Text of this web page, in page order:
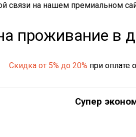
связи на нашем премиальном
проживание в
Скидка от 5% до 20% при оплате
Супер